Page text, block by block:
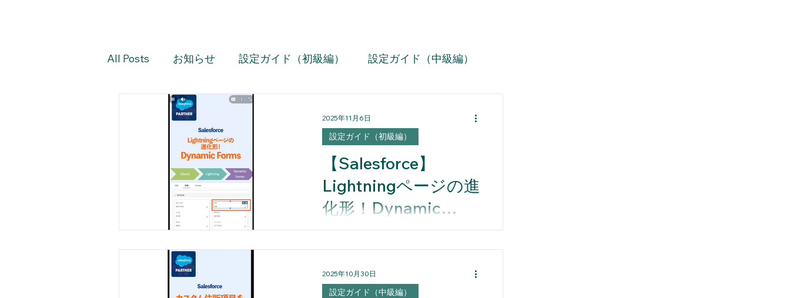
All Posts お知らせ 設定ガイド（初級編） 設定ガイド（中級編）
設定ガイド（上級編）
設定ガイド（活用編） box活用
レポート・ダッシュボード Slack活用術
セキュリティ・コンプライアンス
【Salesforce】
Lightningページの進
化形！Dynamic
Formsとは
Dynamic Formsは、Lightningページ
をさらに進化させた仕組みで、 ユー
できる のが最大の特徴です。 これま
で「レイアウト単位」でしか設定で
設定ガイド（初級編）
2025年11月6日
設定ガイド（中級編）
2025年10月30日